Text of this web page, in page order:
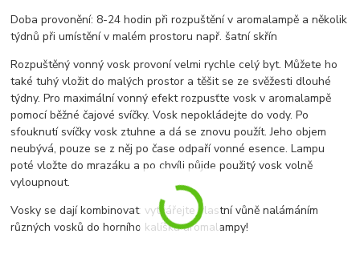
Doba provonění: 8-24 hodin při rozpuštění v aromalampě a několik
týdnů při umístění v malém prostoru např. šatní skřín
Rozpuštěný vonný vosk provoní velmi rychle celý byt. Můžete ho
také tuhý vložit do malých prostor a těšit se ze svěžesti dlouhé
týdny. Pro maximální vonný efekt rozpusťte vosk v aromalampě
pomocí běžné čajové svíčky. Vosk nepokládejte do vody. Po
sfouknutí svíčky vosk ztuhne a dá se znovu použít. Jeho objem
neubývá, pouze se z něj po čase odpaří vonné esence. Lampu
poté vložte do mrazáku a po chvíli půjde použitý vosk volně
vyloupnout.
Vosky se dají kombinovat: vytvářejte vlastní vůně nalámáním
různých vosků do horního kalíšku aromalampy!